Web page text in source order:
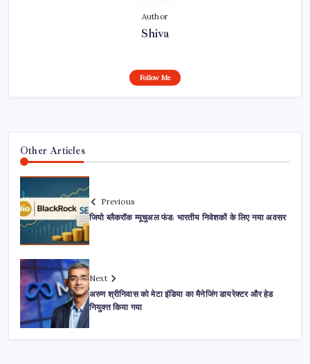
Author
Shiva
Follow Me
Other Articles
Previous
जियो ब्लैकरॉक म्यूचुअल फंड: भारतीय निवेशकों के लिए नया अवसर
Next
अरुण श्रीनिवास को मेटा इंडिया का मैनेजिंग डायरेक्टर और हेड
नियुक्त किया गया